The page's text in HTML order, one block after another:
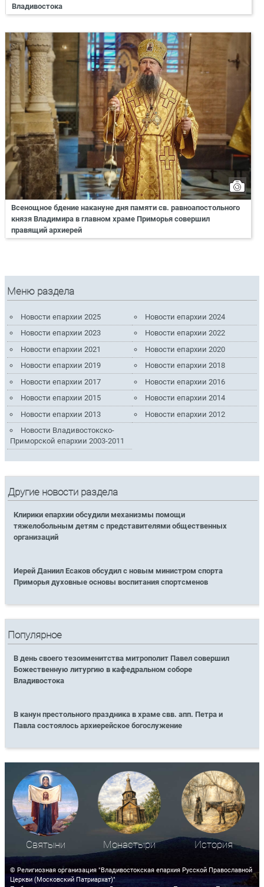
Владивостока
Всенощное бдение накануне дня памяти св. равноапостольного
князя Владимира в главном храме Приморья совершил
правящий архиерей
Меню раздела
Новости епархии 2025
Новости епархии 2024
Новости епархии 2023
Новости епархии 2022
Новости епархии 2021
Новости епархии 2020
Новости епархии 2019
Новости епархии 2018
Новости епархии 2017
Новости епархии 2016
Новости епархии 2015
Новости епархии 2014
Новости епархии 2013
Новости епархии 2012
Новости Владивостокско-
Приморской епархии 2003-2011
Другие новости раздела
Клирики епархии обсудили механизмы помощи
тяжелобольным детям с представителями общественных
организаций
Иерей Даниил Есаков обсудил с новым министром спорта
Приморья духовные основы воспитания спортсменов
Популярное
В день своего тезоименитства митрополит Павел совершил
Божественную литургию в кафедральном соборе
Владивостока
В канун престольного праздника в храме свв. апп. Петра и
Павла состоялось архиерейское богослужение
Святыни Монастыри История
© Религиозная организация "Владивостокская епархия Русской Православной
Церкви (Московский Патриархат)"